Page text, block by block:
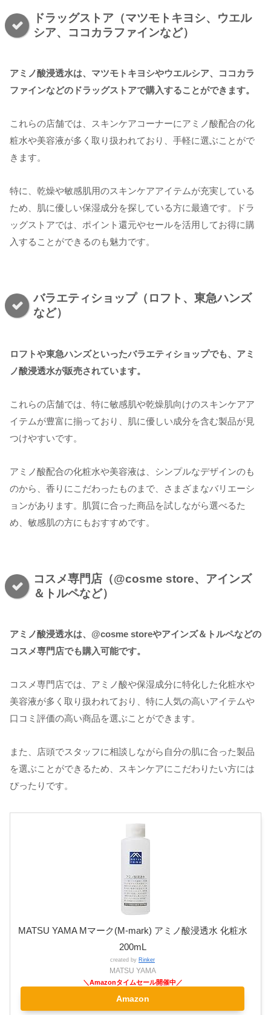
ドラッグストア（マツモトキヨシ、ウエル
シア、ココカラファインなど）
アミノ酸浸透水は、マツモトキヨシやウエルシア、ココカラ
ファインなどのドラッグストアで購入することができます。
これらの店舗では、スキンケアコーナーにアミノ酸配合の化
粧水や美容液が多く取り扱われており、手軽に選ぶことがで
きます。
特に、乾燥や敏感肌用のスキンケアアイテムが充実している
ため、肌に優しい保湿成分を探している方に最適です。ドラ
ッグストアでは、ポイント還元やセールを活用してお得に購
入することができるのも魅力です。
バラエティショップ（ロフト、東急ハンズ
など）
ロフトや東急ハンズといったバラエティショップでも、アミ
ノ酸浸透水が販売されています。
これらの店舗では、特に敏感肌や乾燥肌向けのスキンケアア
イテムが豊富に揃っており、肌に優しい成分を含む製品が見
つけやすいです。
アミノ酸配合の化粧水や美容液は、シンプルなデザインのも
のから、香りにこだわったものまで、さまざまなバリエーシ
ョンがあります。肌質に合った商品を試しながら選べるた
め、敏感肌の方にもおすすめです。
コスメ専門店（@cosme store、アインズ
＆トルペなど）
アミノ酸浸透水は、@cosme storeやアインズ＆トルペなどの
コスメ専門店でも購入可能です。
コスメ専門店では、アミノ酸や保湿成分に特化した化粧水や
美容液が多く取り扱われており、特に人気の高いアイテムや
口コミ評価の高い商品を選ぶことができます。
また、店頭でスタッフに相談しながら自分の肌に合った製品
を選ぶことができるため、スキンケアにこだわりたい方には
ぴったりです。
MATSU YAMA Mマーク(M-mark) アミノ酸浸透水 化粧水
200mL
created by Rinker
MATSU YAMA
Amazon